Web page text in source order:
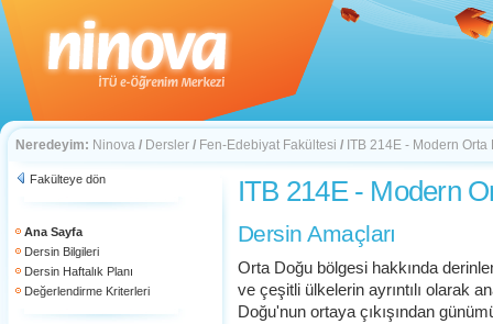
Neredeyim: Ninova / Dersler / Fen-Edebiyat Fakültesi / ITB 214E - Modern Orta
Fakülteye dön
Ana Sayfa
Dersin Bilgileri
Dersin Haftalık Planı
Değerlendirme Kriterleri
ITB 214E - Modern
Dersin Amaçları
Orta Doğu bölgesi hakkında
ve çeşitli ülkelerin ayrıntılı olarak
Doğu'nun ortaya çıkışından